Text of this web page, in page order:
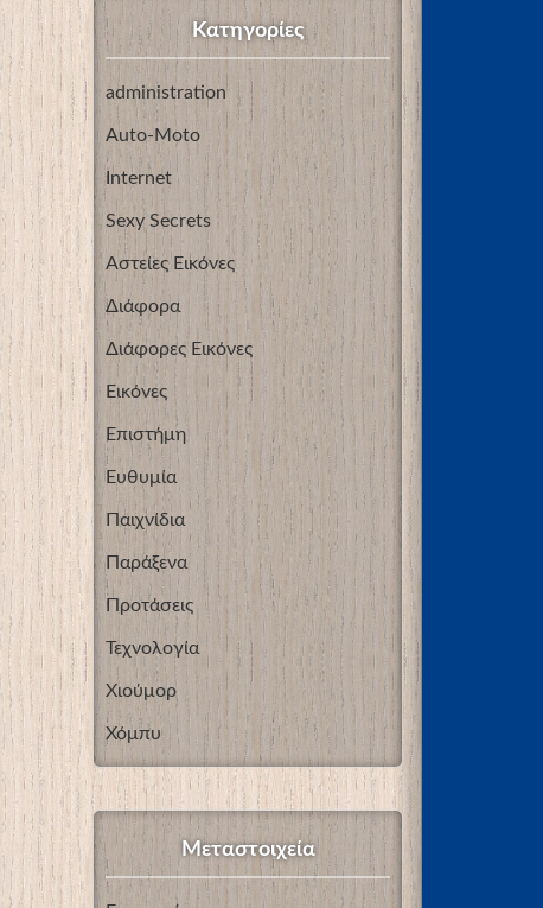
Kατηγορίες
administration
Auto-Moto
Internet
Sexy Secrets
Αστείες Εικόνες
Διάφορα
Διάφορες Εικόνες
Εικόνες
Επιστήμη
Ευθυμία
Παιχνίδια
Παράξενα
Προτάσεις
Τεχνολογία
Χιούμορ
Χόμπυ
Μεταστοιχεία